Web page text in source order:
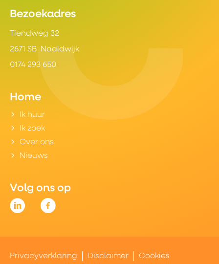
Bezoekadres
Tiendweg 32
2671 SB Naaldwijk
0174 293 650
Home
Ik huur
Ik zoek
Over ons
Nieuws
Volg ons op
Privacyverklaring Disclaimer Cookies